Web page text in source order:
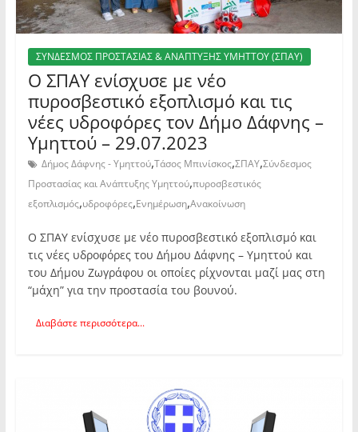
ΣΥΝΔΕΣΜΟΣ ΠΡΟΣΤΑΣΙΑΣ & ΑΝΑΠΤΥΞΗΣ ΥΜΗΤΤΟΥ (ΣΠΑΥ)
Ο ΣΠΑΥ ενίσχυσε με νέο
πυροσβεστικό εξοπλισμό και τις
νέες υδροφόρες τον Δήμο Δάφνης –
Υμηττού – 29.07.2023
Δήμος Δάφνης - Υμηττού,Τάσος Μπινίσκος,ΣΠΑΥ,Σύνδεσμος
Προστασίας και Ανάπτυξης Υμηττού,πυροσβεστικός
εξοπλισμός,υδροφόρες,Ενημέρωση,Ανακοίνωση
Ο ΣΠΑΥ ενίσχυσε με νέο πυροσβεστικό εξοπλισμό και
τις νέες υδροφόρες του Δήμου Δάφνης – Υμηττού και
του Δήμου Ζωγράφου οι οποίες ρίχνονται μαζί μας στη
“μάχη” για την προστασία του βουνού.
Διαβάστε περισσότερα...